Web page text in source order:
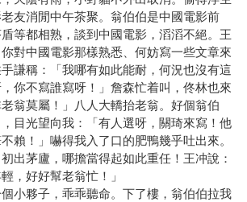
友消閒中午茶聚。翁伯伯是中國電影前
等都相熟，談到中國電影，滔滔不絕。王
對中國電影那樣熟悉、何妨寫一些文章來
謙稱：「我哪有如此能耐，何況也沒有這
你不寫誰寫呀！」詹森忙着叫，佟林也來
翁莫屬！」八人大轎抬老翁。好個翁伯
目光望向我：「有人選呀，關琦來寫！他
賴！」嚇得我入了口的肥鴨幾乎吐出來。
出茅廬，哪擔當得起如此重任！王冲說：
，好好幫老翁忙！」
小夥子，乖乖聽命。下了樓，翁伯伯拉我